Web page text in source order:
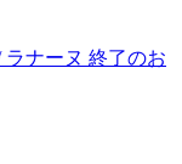
ラナーヌ 終了のお